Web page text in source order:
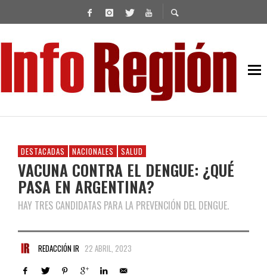
DESTACADAS NACIONALES SALUD
VACUNA CONTRA EL DENGUE: ¿QUÉ
PASA EN ARGENTINA?
HAY TRES CANDIDATAS PARA LA PREVENCIÓN DEL DENGUE.
REDACCIÓN IR 22 ABRIL, 2023